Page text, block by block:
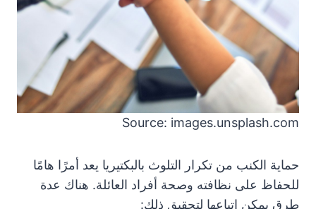
Source: images.unsplash.com
حماية الكنب من تكرار التلوث بالبكتيريا يعد أمرًا هامًا
للحفاظ على نظافته وصحة أفراد العائلة. هناك عدة
طرق يمكن اتباعها لتحقيق ذلك: